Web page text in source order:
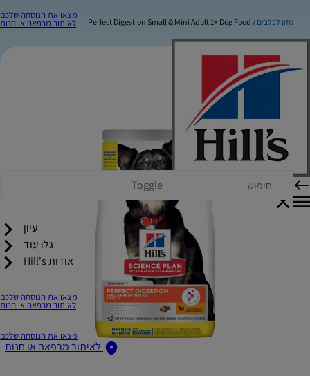
מצאו את הנוסחה שלכם
לאיתור מרפאה או חנות
Toggle
עיון
גלו עוד
אודות Hill's
מצאו את הנוסחה שלכם
לאיתור מרפאה או חנות
מצאו את הנוסחה שלכם
לאיתור מרפאה או חנות
מזון לכלבים Perfect Digestion Small & Mini Adult 1+ Dog Food